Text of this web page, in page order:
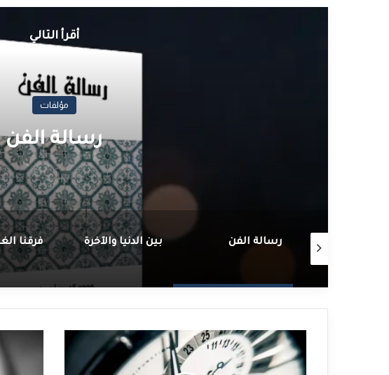
أقرأ التالي
مؤلفات
رسالة الفن
رسالة الفن بين الدنيا والآخرة
الدنيا
والآخرة